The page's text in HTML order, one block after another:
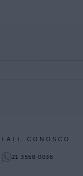
FALE CONOSCO
21 3558-0036